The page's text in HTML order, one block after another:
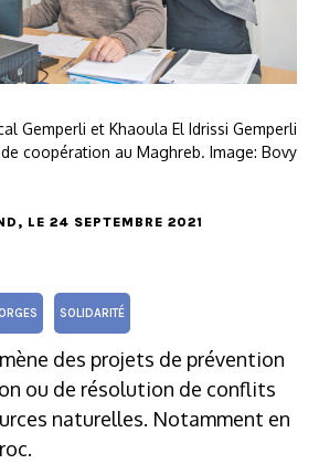
Gemperli et Khaoula El Idrissi Gemperli
coopération au Maghreb. Image: Bovy
, LE 24 SEPTEMBRE 2021
SOLIDARITÉ
des projets de prévention
ou de résolution de conflits
naturelles. Notamment en